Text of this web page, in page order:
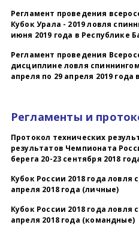
Регламент проведения
Кубок Урала - 2019 ловля
июня 2019 года в Республике
Регламент проведения
дисциплине ловля
апреля по 29 апреля 2019
Регламенты и
Протокол технических
результатов Чемпионата
берега 20-23 сентября 2018
Кубок России 2018 года ловля
апреля 2018 года (личные)
Кубок России 2018 года ловля
апреля 2018 года (командные)